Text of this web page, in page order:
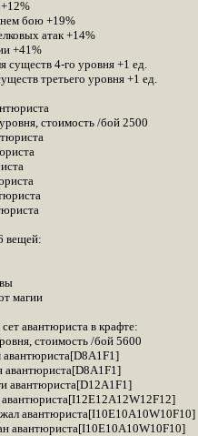
бою +19%
атак +14%
+41%
существ 4-го уровня +1 ед.
третьего уровня +1 ед.
стоимость /бой 2500
вещей:
магии
авантюриста в крафте:
стоимость /бой 5600
авантюриста[D8A1F1]
авантюриста[D12A1F1]
авантюриста[I10E10A10W10F10]
авантюриста[I10E10A10W10F10]